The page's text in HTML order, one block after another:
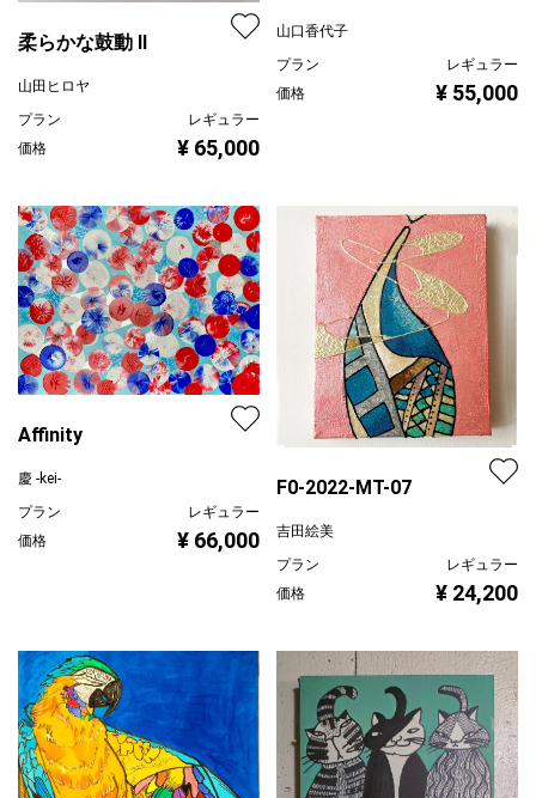
柔らかな鼓動 Ⅱ
山田ヒロヤ
プラン
レギュラー
価格
¥ 65,000
山口香代子
プラン
レギュラー
価格
¥ 55,000
Affinity
慶 -kei-
プラン
レギュラー
価格
¥ 66,000
F0-2022-MT-07
吉田絵美
プラン
レギュラー
価格
¥ 24,200